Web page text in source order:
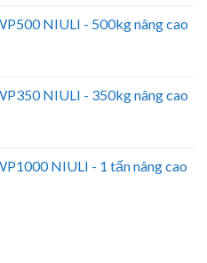
NIULI - 500kg nâng cao
NIULI - 350kg nâng cao
NIULI - 1 tấn nâng cao